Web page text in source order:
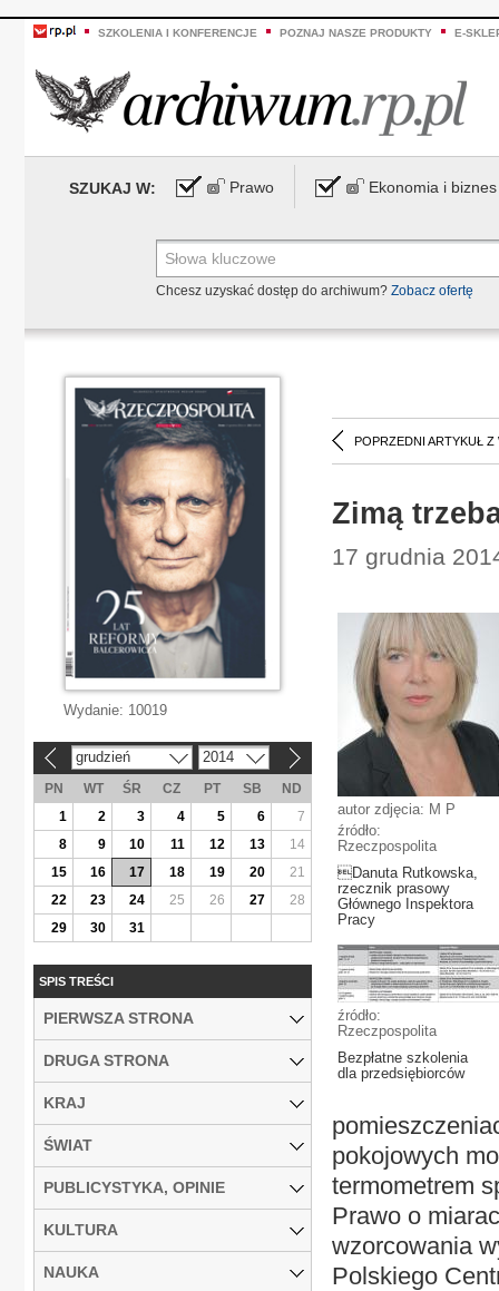
SZKOLENIA I KONFERENCJE POZNAJ NASZE PRODUKTY E-
SZUKAJ W: Prawo Ekonomia i biznes
Chcesz uzyskać dostęp do archiwum? Zobacz ofertę
POPRZEDNI ARTYKUŁ Z
Zimą
17 grudnia
autor zdjęcia: M P
źródło:
Rzeczpospolita
Danuta Rutkowska,
rzecznik prasowy
Głównego Inspektora
Pracy
źródło:
Rzeczpospolita
Bezpłatne szkolenia
dla przedsiębiorców
pokojowych
termometrem
Prawo o
wzorcowania
Polskiego
Wydanie: 10019
grudzień 2014
PN WT ŚR CZ PT SB
ND
1
2 3 4 5 6
7
8
9 10 11 12 13
14
15
16 17 18 19 20
21
22
23 24 25 26 27
28
29
30 31
SPIS TREŚCI
PIERWSZA STRONA
DRUGA STRONA
KRAJ
ŚWIAT
PUBLICYSTYKA, OPINIE
KULTURA
NAUKA